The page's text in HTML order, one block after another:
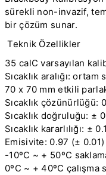
sürekli non-invazif,
bir çözüm sunar.
Teknik Özellikler
35 calC varsayılan
Sıcaklık aralığı: ortam
70 x 70 mm etkili
Sıcaklık çözünürlüğü:
Sıcaklık doğruluğu: ±
Sıcaklık kararlılığı: ±
Emisivite: 0.97 (± 0.01)
-10ºC ~ + 50ºC
0ºC ~ + 40ºC çalışma